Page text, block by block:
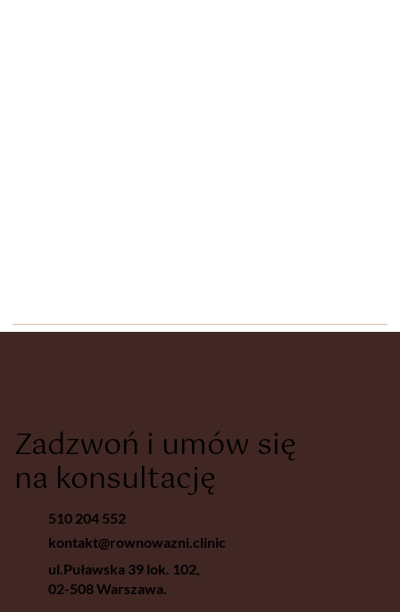
Zadzwoń i umów się
na konsultację
510 204 552
kontakt@rownowazni.clinic
ul.Puławska 39 lok. 102,
02-508 Warszawa.